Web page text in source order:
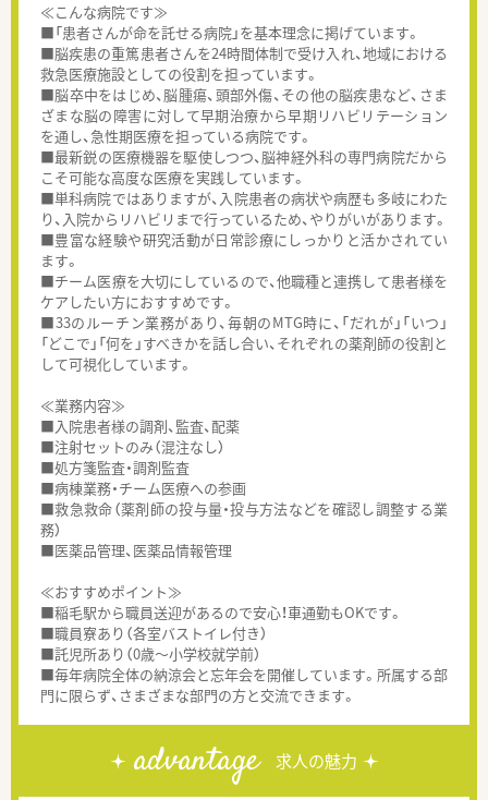
≪こんな病院です≫
■「患者さんが命を託せる病院」を基本理念に掲げています。
■脳疾患の重篤患者さんを24時間体制で受け入れ、地域における
救急医療施設としての役割を担っています。
■脳卒中をはじめ、脳腫瘍、頭部外傷、その他の脳疾患など、さま
ざまな脳の障害に対して早期治療から早期リハビリテーション
を通し、急性期医療を担っている病院です。
■最新鋭の医療機器を駆使しつつ、脳神経外科の専門病院だから
こそ可能な高度な医療を実践しています。
■単科病院ではありますが、入院患者の病状や病歴も多岐にわた
り、入院からリハビリまで行っているため、やりがいがあります。
■豊富な経験や研究活動が日常診療にしっかりと活かされてい
ます。
■チーム医療を大切にしているので、他職種と連携して患者様を
ケアしたい方におすすめです。
■33のルーチン業務があり、毎朝のMTG時に、「だれが」「いつ」
「どこで」「何を」すべきかを話し合い、それぞれの薬剤師の役割と
して可視化しています。
≪業務内容≫
■入院患者様の調剤、監査、配薬
■注射セットのみ（混注なし）
■処方箋監査・調剤監査
■病棟業務・チーム医療への参画
■救急救命（薬剤師の投与量・投与方法などを確認し調整する業
務）
■医薬品管理、医薬品情報管理
≪おすすめポイント≫
■稲毛駅から職員送迎があるので安心！車通勤もOKです。
■職員寮あり（各室バストイレ付き）
■託児所あり（0歳～小学校就学前）
■毎年病院全体の納涼会と忘年会を開催しています。所属する部
門に限らず、さまざまな部門の方と交流できます。
advantage 求人の魅力